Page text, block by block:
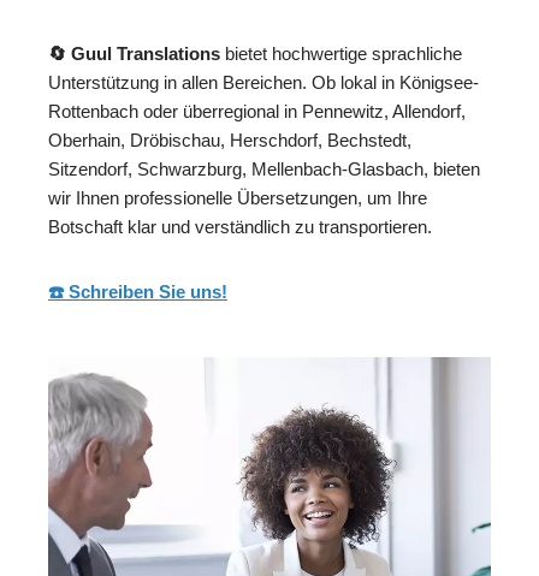
🔄 Guul Translations bietet hochwertige sprachliche
Unterstützung in allen Bereichen. Ob lokal in Königsee-
Rottenbach oder überregional in Pennewitz, Allendorf,
Oberhain, Dröbischau, Herschdorf, Bechstedt,
Sitzendorf, Schwarzburg, Mellenbach-Glasbach, bieten
wir Ihnen professionelle Übersetzungen, um Ihre
Botschaft klar und verständlich zu transportieren.
☎️ Schreiben Sie uns!